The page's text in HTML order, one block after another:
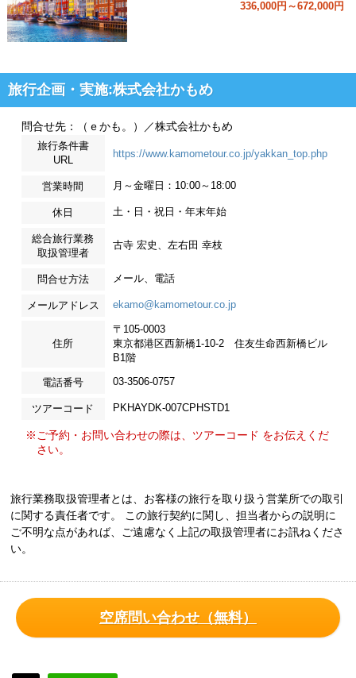
336,000円～672,000円
旅行企画・実施:株式会社かもめ
問合せ先：（ｅかも。）／株式会社かもめ
旅行条件書
URL
https://www.kamometour.co.jp/yakkan_top.php
営業時間 月～金曜日：10:00～18:00
休日 土・日・祝日・年末年始
総合旅行業務
取扱管理者
古寺 宏史、左右田 幸枝
問合せ方法 メール、電話
メールアドレス ekamo@kamometour.co.jp
住所
〒105-0003
東京都港区西新橋1-10-2 住友生命西新橋ビル
B1階
電話番号 03-3506-0757
ツアーコード PKHAYDK-007CPHSTD1
※ご予約・お問い合わせの際は、ツアーコード をお伝えくだ
さい。
旅行業務取扱管理者とは、お客様の旅行を取り扱う営業所での取引
に関する責任者です。 この旅行契約に関し、担当者からの説明に
ご不明な点があれば、ご遠慮なく上記の取扱管理者にお訊ねくださ
い。
空席問い合わせ（無料）